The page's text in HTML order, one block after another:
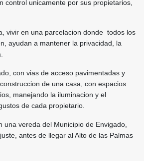
control unicamente por sus propietarios,
vivir en una parcelacion donde todos los
ayudan a mantener la privacidad, la
con vias de acceso pavimentadas y
de una casa, con espacios
manejando la iluminacion y el
de cada propietario.
una vereda del Municipio de Envigado,
antes de llegar al Alto de las Palmas